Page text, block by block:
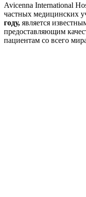
Avicenna International
частных медицинских
году, является
предоставляющим
пациентам со всего